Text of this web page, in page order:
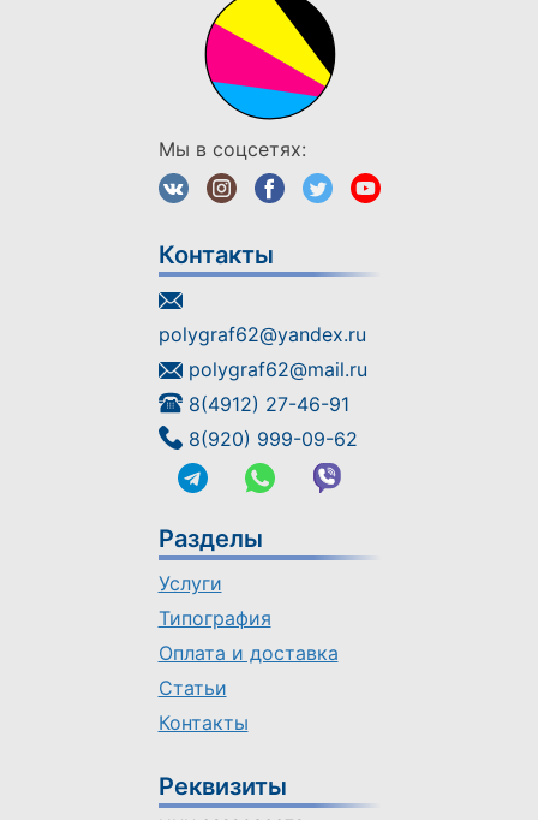
Мы в соцсетях:
Контакты
polygraf62@yandex.ru
polygraf62@mail.ru
8(4912) 27-46-91
8(920) 999-09-62
Разделы
Услуги
Типография
Оплата и доставка
Статьи
Контакты
Реквизиты